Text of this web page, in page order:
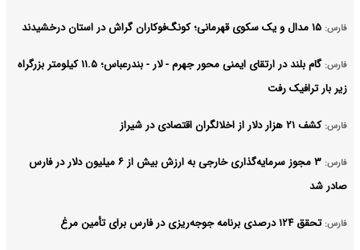
فارس: ۱۵ مدال و یک سکوی قهرمانی؛ کونگ‌فوکاران گراش در استان درخشیدند
فارس:
گام بلند در ارتقای ایمنی محور جهرم - لار - بندرعباس؛ ۱۱.۵ کیلومتر بزرگراه
زیر بار ترافیک رفت
فارس: کشف ۲۱ هزار دلار از اخلالگران اقتصادی در شیراز
فارس:
۳ مجوز سرمایه‌گذاری خارجی به ارزش بیش از ۶ میلیون دلار در فارس
صادر شد
فارس: تحقق ۱۲۴ درصدی برنامه جوجه‌ریزی در فارس برای تأمین مرغ